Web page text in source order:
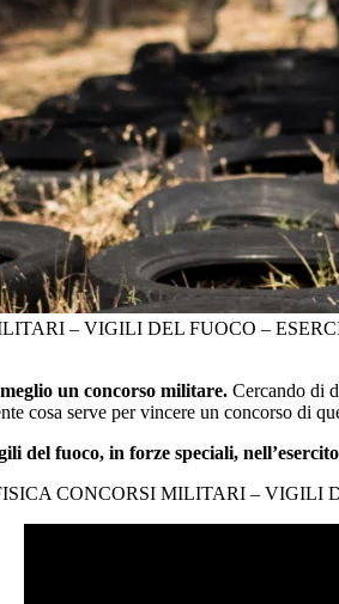
– VIGILI DEL FUOCO –
un concorso militare. Cercando di
cosa serve per vincere un concorso di
del fuoco, in forze speciali,
CONCORSI MILITARI – VIGILI